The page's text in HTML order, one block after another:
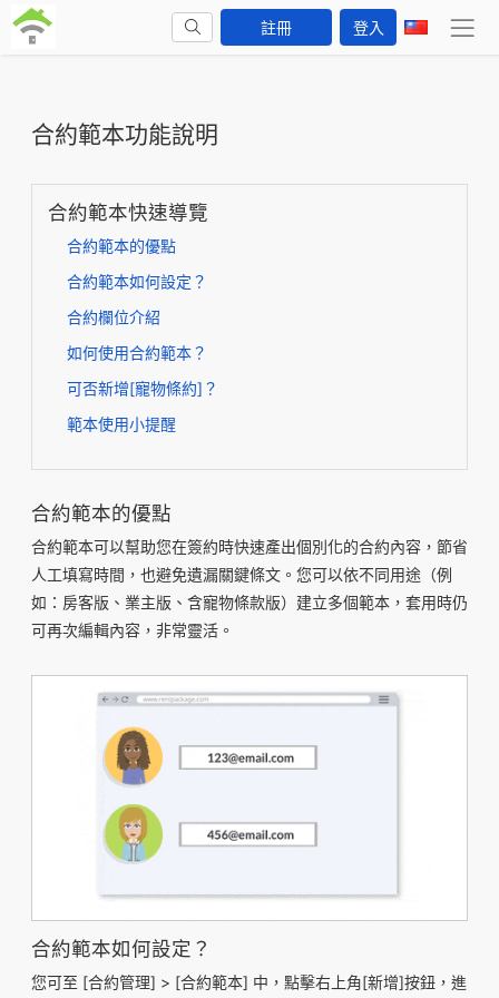
註冊 登入
合約範本功能說明
合約範本快速導覽
合約範本的優點
合約範本如何設定？
合約欄位介紹
如何使用合約範本？
可否新增[寵物條約]？
範本使用小提醒
合約範本的優點
合約範本可以幫助您在簽約時快速產出個別化的合約內容，節省
人工填寫時間，也避免遺漏關鍵條文。您可以依不同用途（例
如：房客版、業主版、含寵物條款版）建立多個範本，套用時仍
可再次編輯內容，非常靈活。
合約範本如何設定？
您可至 [合約管理] > [合約範本] 中，點擊右上角[新增]按鈕，進